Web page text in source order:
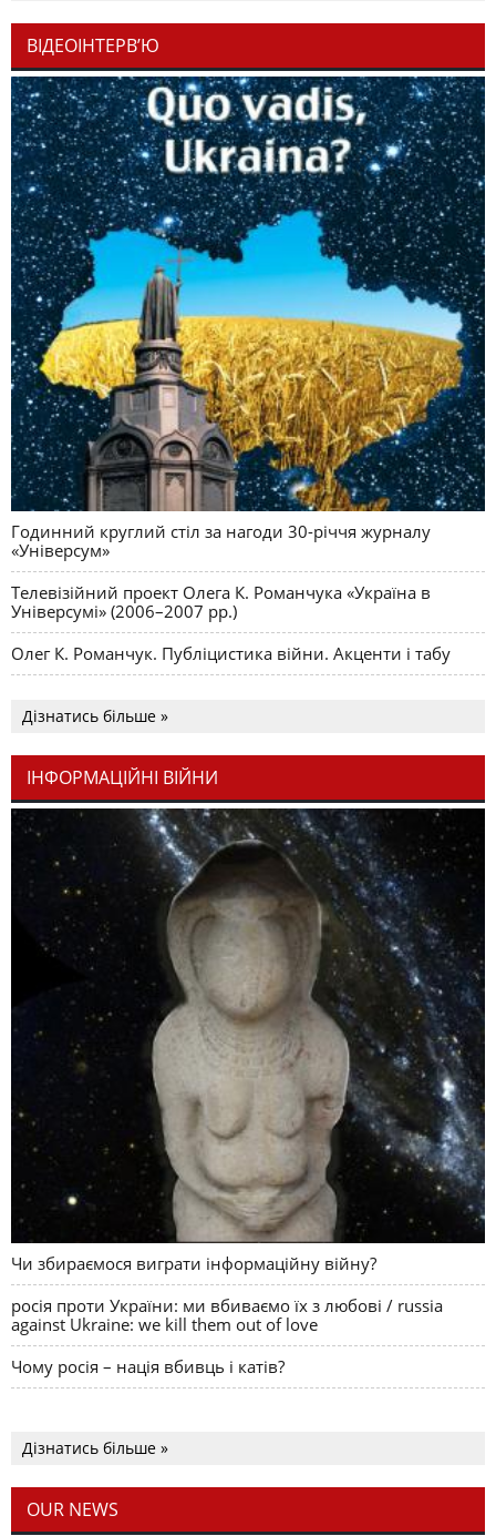
ВІДЕОІНТЕРВ’Ю
Годинний круглий стіл за нагоди 30-річчя журналу
«Універсум»
Телевізійний проект Олега К. Романчука «Україна в
Універсумі» (2006–2007 рр.)
Олег К. Романчук. Публіцистика війни. Акценти і табу
Дізнатись більше »
ІНФОРМАЦІЙНІ ВІЙНИ
Чи збираємося виграти інформаційну війну?
росія проти України: ми вбиваємо їх з любові / russia
against Ukraine: we kill them out of love
Чому росія – нація вбивць і катів?
Дізнатись більше »
OUR NEWS